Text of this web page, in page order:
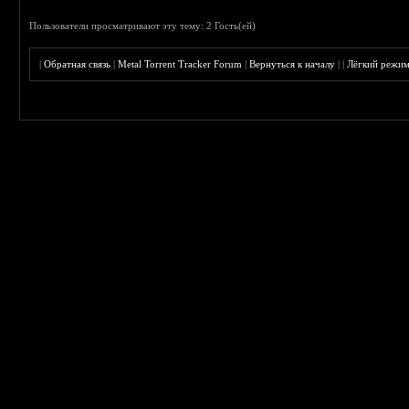
Пользователи просматривают эту тему: 2 Гость(ей)
|Обратная связь |Metal Torrent Tracker Forum |Вернуться к началу ||Лёгкий